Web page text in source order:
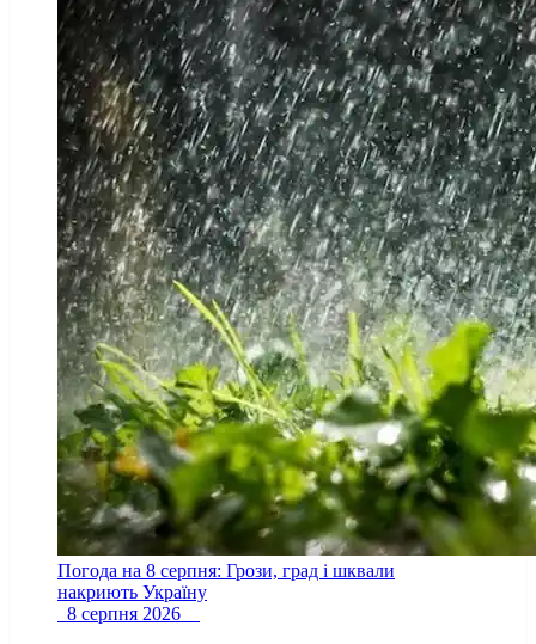
Погода на 8 серпня: Грози, град і шквали
накриють Україну
8 серпня 2026